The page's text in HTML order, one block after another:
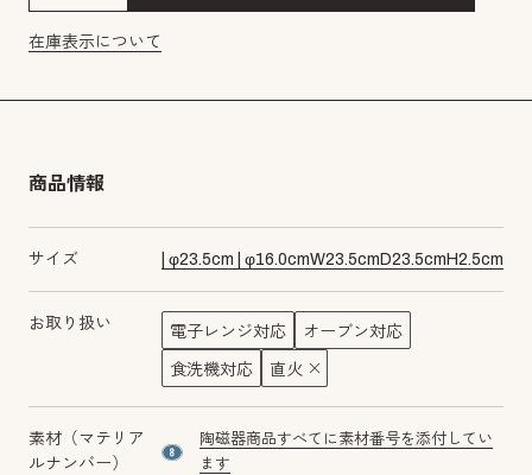
在庫表示について
商品情報
サイズ φ23.5cm φ16.0cmW23.5cm D23.5cm H2.5cm
お取り扱い 電子レンジ対応 オーブン対応
食洗機対応 直火
素材（マテリア
ルナンバー）
material number8
陶磁器商品すべてに素材番号を添付してい
ます